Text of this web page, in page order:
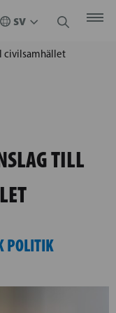
civilsamhället
TILL
POLITIK